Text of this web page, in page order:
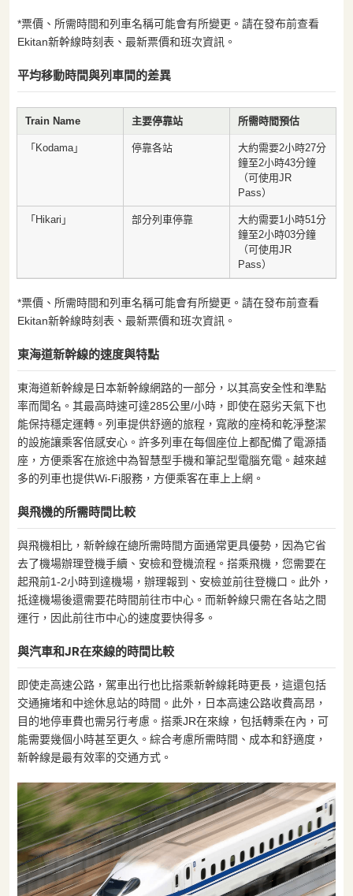
*票價、所需時間和列車名稱可能會有所變更。請在發布前查看
Ekitan新幹線時刻表、最新票價和班次資訊。
平均移動時間與列車間的差異
Train Name 主要停靠站 所需時間預估
「Kodama」 停靠各站
大約需要2小時27分
鐘至2小時43分鐘
（可使用JR
Pass）
「Hikari」 部分列車停靠
大約需要1小時51分
鐘至2小時03分鐘
（可使用JR
Pass）
*票價、所需時間和列車名稱可能會有所變更。請在發布前查看
Ekitan新幹線時刻表、最新票價和班次資訊。
東海道新幹線的速度與特點
東海道新幹線是日本新幹線網路的一部分，以其高安全性和準點
率而聞名。其最高時速可達285公里/小時，即使在惡劣天氣下也
能保持穩定運轉。列車提供舒適的旅程，寬敞的座椅和乾淨整潔
的設施讓乘客倍感安心。許多列車在每個座位上都配備了電源插
座，方便乘客在旅途中為智慧型手機和筆記型電腦充電。越來越
多的列車也提供Wi-Fi服務，方便乘客在車上上網。
與飛機的所需時間比較
與飛機相比，新幹線在總所需時間方面通常更具優勢，因為它省
去了機場辦理登機手續、安檢和登機流程。搭乘飛機，您需要在
起飛前1-2小時到達機場，辦理報到、安檢並前往登機口。此外，
抵達機場後還需要花時間前往市中心。而新幹線只需在各站之間
運行，因此前往市中心的速度要快得多。
與汽車和JR在來線的時間比較
即使走高速公路，駕車出行也比搭乘新幹線耗時更長，這還包括
交通擁堵和中途休息站的時間。此外，日本高速公路收費高昂，
目的地停車費也需另行考慮。搭乘JR在來線，包括轉乘在內，可
能需要幾個小時甚至更久。綜合考慮所需時間、成本和舒適度，
新幹線是最有效率的交通方式。